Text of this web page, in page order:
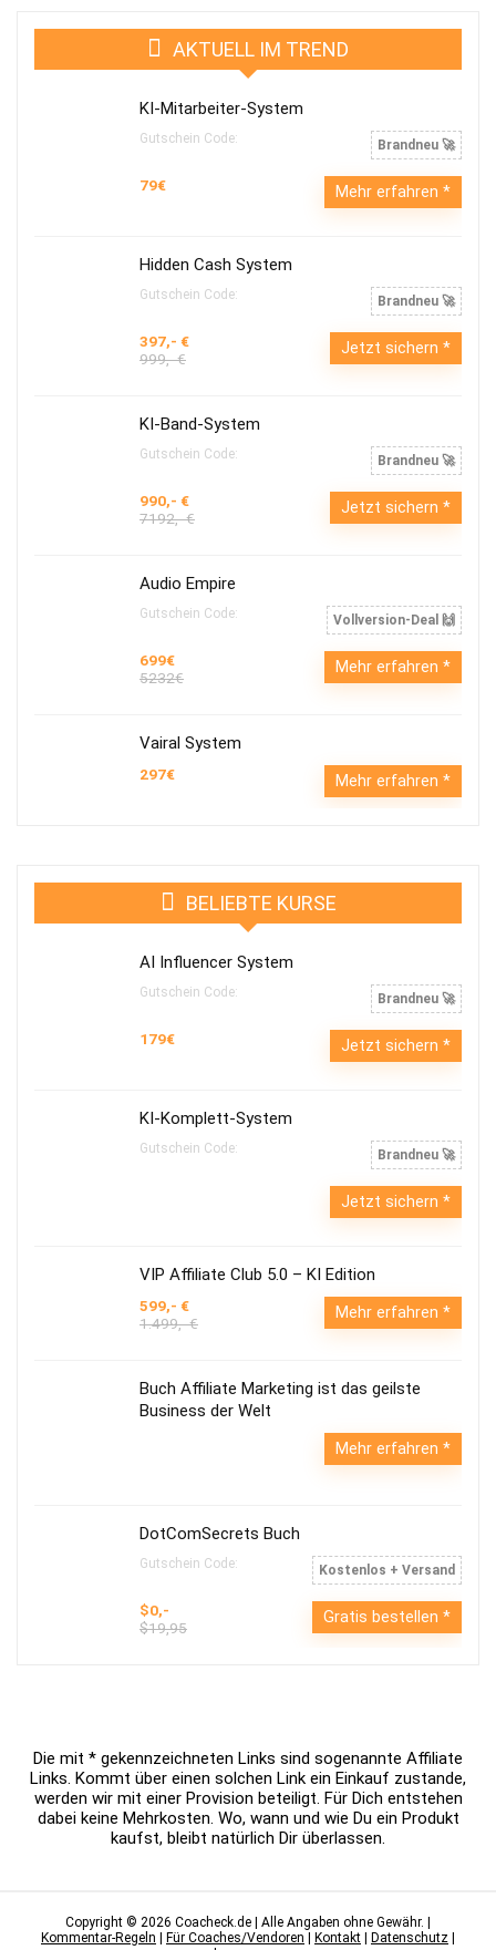
AKTUELL IM TREND
KI-Mitarbeiter-System
Gutschein Code: Brandneu 🚀
79€ Mehr erfahren
Hidden Cash System
Gutschein Code: Brandneu 🚀
397,- €
999,- €
Jetzt sichern
KI-Band-System
Gutschein Code: Brandneu 🚀
990,- €
7192,- €
Jetzt sichern
Audio Empire
Gutschein Code: Vollversion-Deal 🙌
699€
5232€
Mehr erfahren
Vairal System
297€ Mehr erfahren
BELIEBTE KURSE
AI Influencer System
Gutschein Code: Brandneu 🚀
179€ Jetzt sichern
KI-Komplett-System
Gutschein Code: Brandneu 🚀
Jetzt sichern
VIP Affiliate Club 5.0 – KI Edition
599,- €
1.499,- €
Mehr erfahren
Buch Affiliate Marketing ist das geilste
Business der Welt
Mehr erfahren
DotComSecrets Buch
Gutschein Code: Kostenlos + Versand
$0,-
$19,95
Gratis bestellen
Die mit * gekennzeichneten Links sind sogenannte Affiliate
Links. Kommt über einen solchen Link ein Einkauf zustande,
werden wir mit einer Provision beteiligt. Für Dich entstehen
dabei keine Mehrkosten. Wo, wann und wie Du ein Produkt
kaufst, bleibt natürlich Dir überlassen.
Copyright © 2026 Coacheck.de | Alle Angaben ohne Gewähr. |
Kommentar-Regeln
Für Coaches/Vendoren Kontakt Datenschutz